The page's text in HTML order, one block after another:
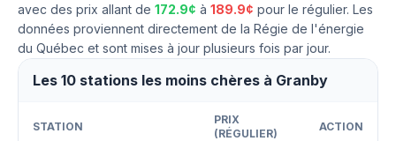
avec des prix allant de 172.9¢ à 189.9¢ pour le régulier. Les
données proviennent directement de la Régie de l'énergie
du Québec et sont mises à jour plusieurs fois par jour.
Les 10 stations les moins chères à Granby
STATION
PRIX
(RÉGULIER)
ACTION